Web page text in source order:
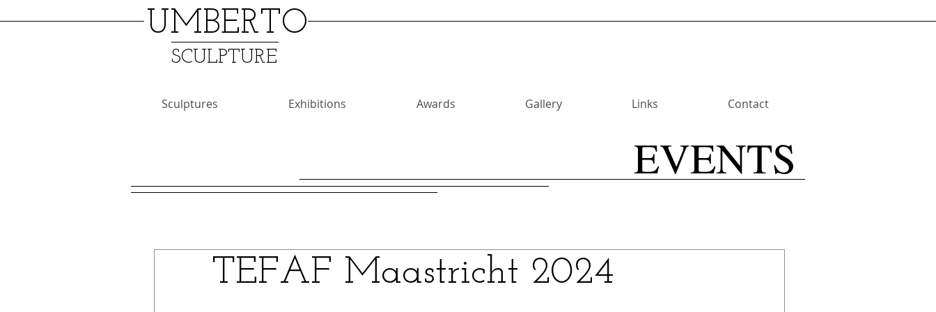
UMBERTO
SCULPTURE
Sculptures Exhibitions Awards Gallery Links Contact
EVENTS
TEFAF Maastricht 2024